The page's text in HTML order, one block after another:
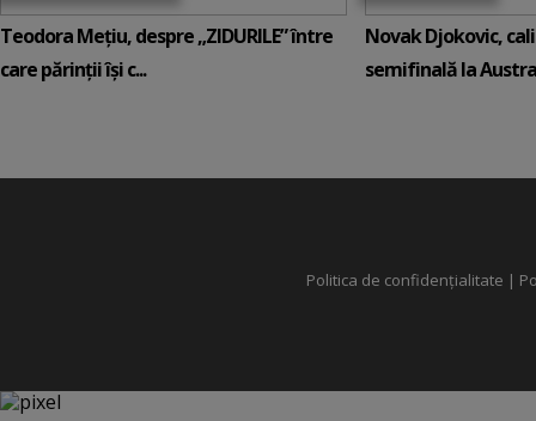
Teodora Mețiu, despre „ZIDURILE” între
care părinții își c...
Novak Djokovic,
semifinală la
Politica de confidențialitate |